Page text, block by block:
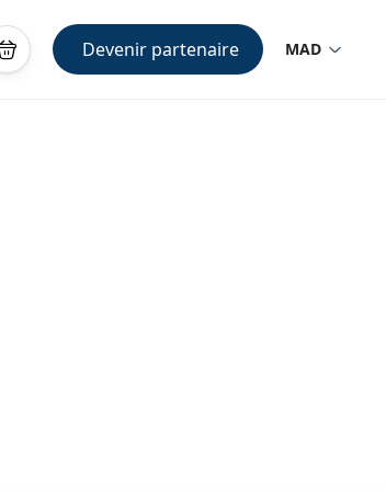
Devenir partenaire MAD